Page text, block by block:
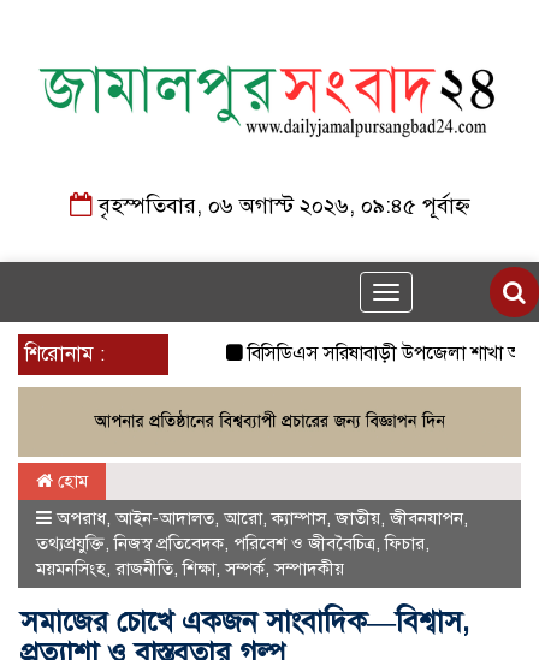
বৃহস্পতিবার, ০৬ অগাস্ট ২০২৬, ০৯:৪৫ পূর্বাহ্ন
Toggle
navigation
শিরোনাম :
বিসিডিএস সরিষাবাড়ী উপজেলা শাখা আহবায়ক
হোম
অপরাধ, আইন-আদালত, আরো,ক্যাম্পাস,জাতীয়,জীবনযাপন,
তথ্যপ্রযুক্তি,নিজস্ব প্রতিবেদক, পরিবেশ ও জীববৈচিত্র,ফিচার,
ময়মনসিংহ, রাজনীতি,শিক্ষা,সম্পর্ক,সম্পাদকীয়
সমাজের চোখে একজন সাংবাদিক—বিশ্বাস,
প্রত্যাশা ও বাস্তবতার গল্প